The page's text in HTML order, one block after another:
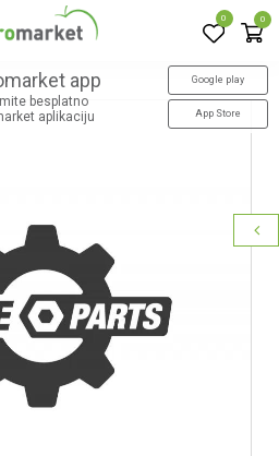
0 0
app
besplatno
aplikaciju
Google play
App Store